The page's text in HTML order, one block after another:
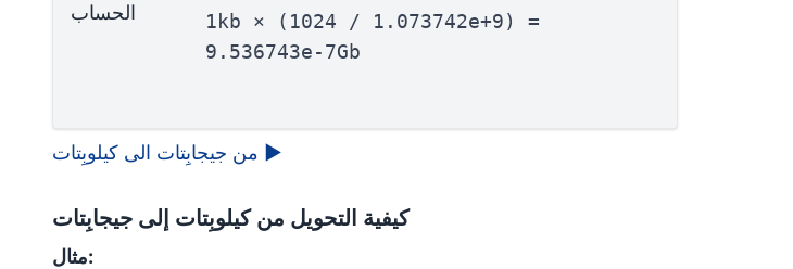
الحساب
1kb × (1024 / 1.073742e+9) =
9.536743e-7Gb
من جيجابِتات الى كيلوبِتات ▶
كيفية التحويل من كيلوبِتات إلى جيجابِتات
مثال: